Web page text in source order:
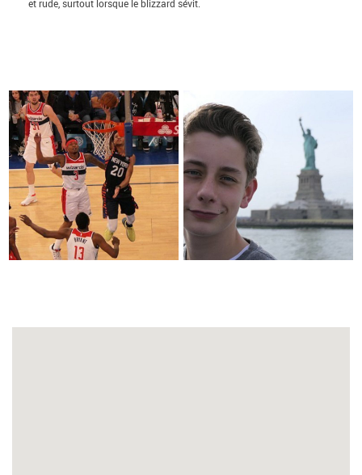
et rude, surtout lorsque le blizzard sévit.